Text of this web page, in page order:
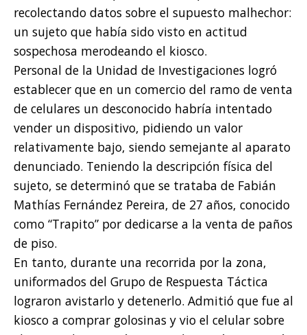
recolectando datos sobre el supuesto malhechor:
un sujeto que había sido visto en actitud
sospechosa merodeando el kiosco.
Personal de la Unidad de Investigaciones logró
establecer que en un comercio del ramo de venta
de celulares un desconocido habría intentado
vender un dispositivo, pidiendo un valor
relativamente bajo, siendo semejante al aparato
denunciado. Teniendo la descripción física del
sujeto, se determinó que se trataba de Fabián
Mathías Fernández Pereira, de 27 años, conocido
como “Trapito” por dedicarse a la venta de paños
de piso.
En tanto, durante una recorrida por la zona,
uniformados del Grupo de Respuesta Táctica
lograron avistarlo y detenerlo. Admitió que fue al
kiosco a comprar golosinas y vio el celular sobre